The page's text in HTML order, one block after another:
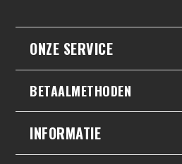
ONZE SERVICE
BETAALMETHODEN
INFORMATIE